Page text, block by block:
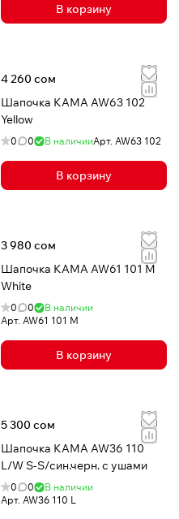
В корзину
4 260 сом
Шапочка КАМА AW63 102
Yellow
0 0 В наличииАрт. AW63 102
В корзину
3 980 сом
Шапочка КАМА AW61 101 M
White
0 0
В наличии
Арт. AW61 101 M
В корзину
5 300 сом
Шапочка КАМА AW36 110
L/W S-S/син.черн. с ушами
0 0
В наличии
Арт. AW36 110 L